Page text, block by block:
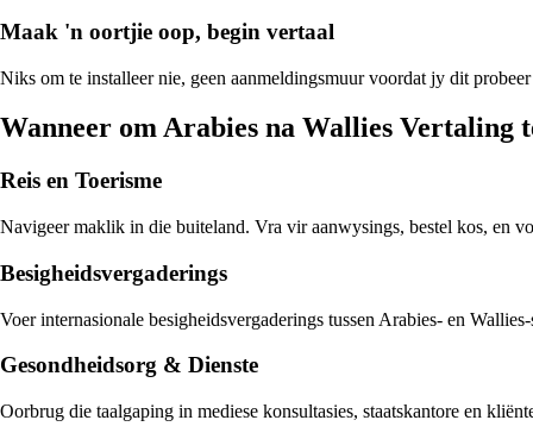
Maak 'n oortjie oop, begin vertaal
Niks om te installeer nie, geen aanmeldingsmuur voordat jy dit
Wanneer om Arabies na Wallies Vertaling
Reis en Toerisme
Navigeer maklik in die buiteland. Vra vir aanwysings, bestel kos, en
Besigheidsvergaderings
Voer internasionale besigheidsvergaderings tussen Arabies- en
Gesondheidsorg & Dienste
Oorbrug die taalgaping in mediese konsultasies, staatskantore en